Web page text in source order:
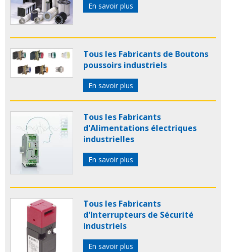
En savoir plus
Tous les Fabricants de Boutons
poussoirs industriels
En savoir plus
Tous les Fabricants
d'Alimentations électriques
industrielles
En savoir plus
Tous les Fabricants
d'Interrupteurs de Sécurité
industriels
En savoir plus